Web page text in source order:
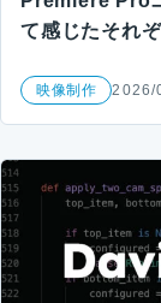
て感じたそれ
映像制作 2026/